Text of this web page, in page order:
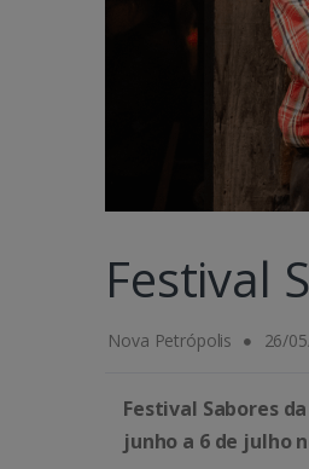
Festival
Nova Petrópolis 26/
Festival Sabores
junho a 6 de julho